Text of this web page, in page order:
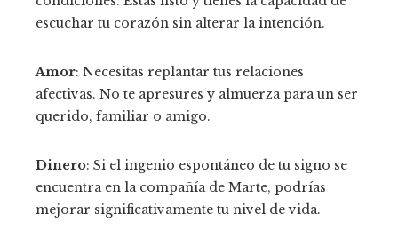
escuchar tu corazón sin alterar la intención.
Amor: Necesitas replantar tus relaciones
afectivas. No te apresures y almuerza para un ser
querido, familiar o amigo.
Dinero: Si el ingenio espontáneo de tu signo se
encuentra en la compañía de Marte, podrías
mejorar significativamente tu nivel de vida.